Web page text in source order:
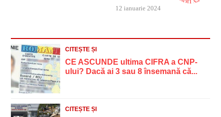
12 ianuarie 2024
CITEȘTE ȘI
CE ASCUNDE ultima CIFRA a CNP-
ului? Dacă ai 3 sau 8 însemană că...
CITEȘTE ȘI